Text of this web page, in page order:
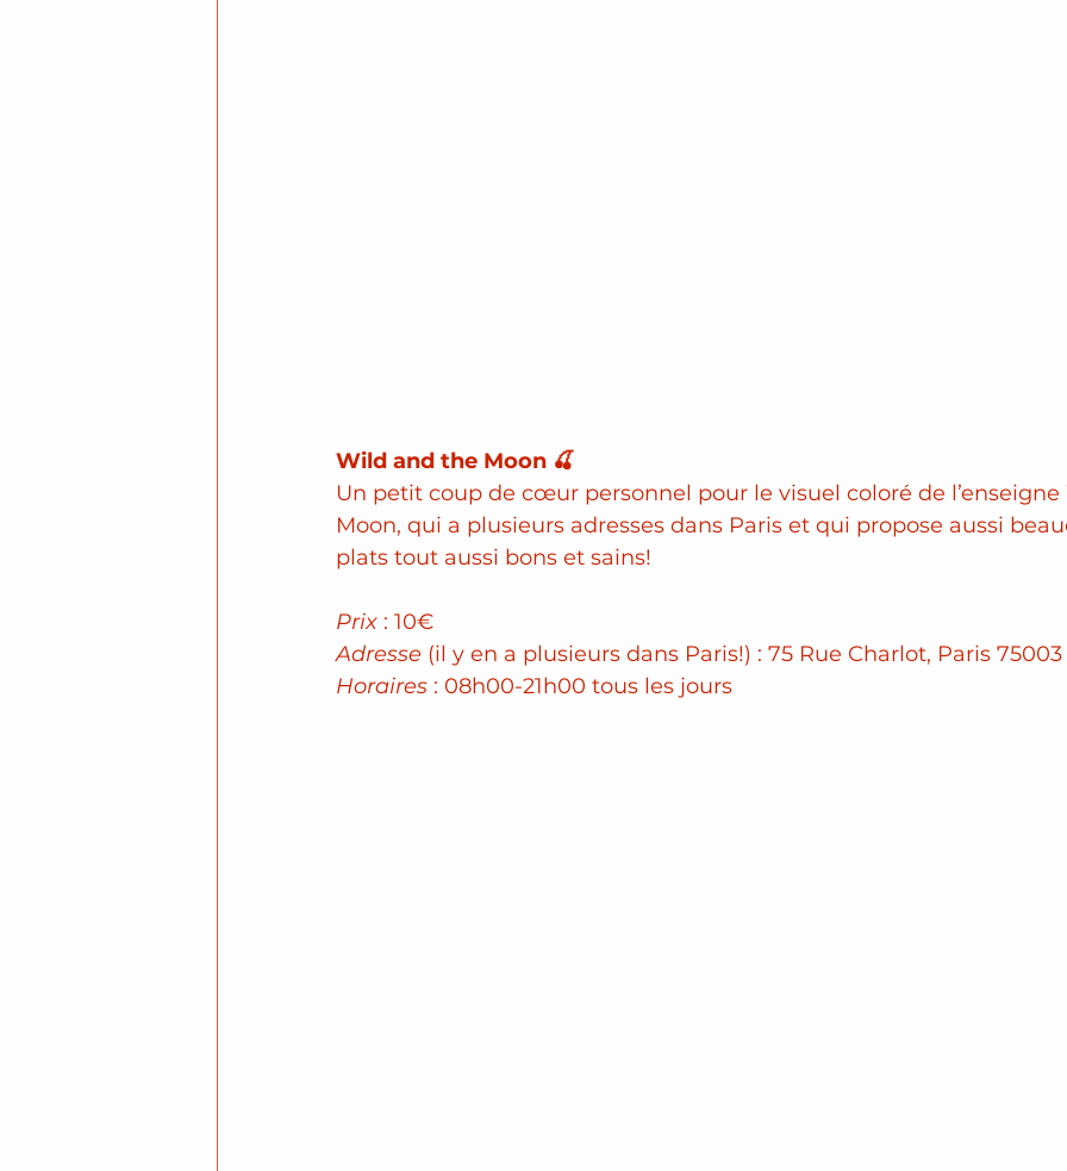
Wild and the Moon 🍒
Un petit coup de cœur personnel pour le visuel coloré de
Moon, qui a plusieurs adresses dans Paris et qui propose aussi
plats tout aussi bons et sains!
Prix : 10€
Adresse (il y en a plusieurs dans Paris!) : 75 Rue Charlot, Paris 75003
Horaires : 08h00-21h00 tous les jours